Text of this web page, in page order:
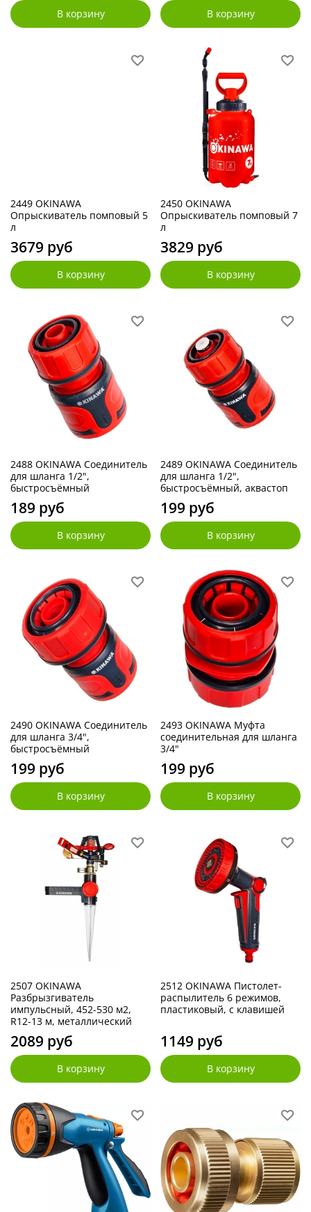
В корзину В корзину
2449 OKINAWA
Опрыскиватель помповый 5
л
3679 руб
В корзину
2450 OKINAWA
Опрыскиватель помповый 7
л
3829 руб
В корзину
2488 OKINAWA Соединитель
для шланга 1/2",
быстросъёмный
189 руб
В корзину
2489 OKINAWA Соединитель
для шланга 1/2",
быстросъёмный, аквастоп
199 руб
В корзину
2490 OKINAWA Соединитель
для шланга 3/4",
быстросъёмный
199 руб
В корзину
2493 OKINAWA Муфта
соединительная для шланга
3/4"
199 руб
В корзину
2507 OKINAWA
Разбрызгиватель
импульсный, 452-530 м2,
R12-13 м, металлический
2089 руб
В корзину
2512 OKINAWA Пистолет-
распылитель 6 режимов,
пластиковый, с клавишей
1149 руб
В корзину